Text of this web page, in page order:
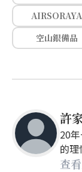
空山銀備品
許
20
的理
查